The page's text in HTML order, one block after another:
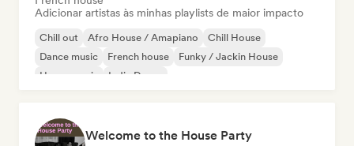
Adicionar artistas às minhas playlists de maior impacto
Chill out Afro House / Amapiano
Chill House
Dance music
French house
Funky / Jackin House
House music
Indie Dance
Welcome to the House Party